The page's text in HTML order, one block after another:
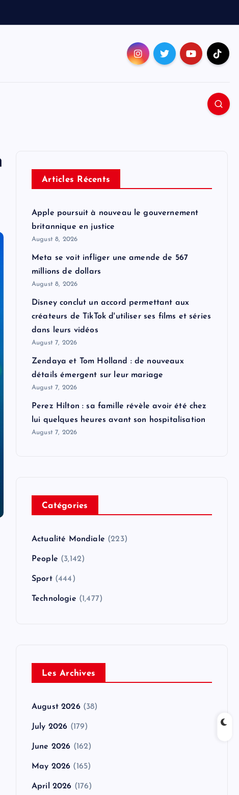
Articles Récents
Apple poursuit à nouveau le gouvernement
britannique en justice
August 8, 2026
Meta se voit infliger une amende de 567
millions de dollars
August 8, 2026
Disney conclut un accord permettant aux
créateurs de TikTok d'utiliser ses films et séries
dans leurs vidéos
August 7, 2026
Zendaya et Tom Holland : de nouveaux
détails émergent sur leur mariage
August 7, 2026
Perez Hilton : sa famille révèle avoir été chez
lui quelques heures avant son hospitalisation
August 7, 2026
Catégories
Actualité Mondiale (223)
People (3,142)
Sport(444)
Technologie (1,477)
Les Archives
August 2026(38)
July 2026 (179)
June 2026 (162)
May 2026 (165)
April 2026 (176)